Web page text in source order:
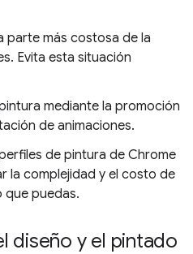
parte más costosa de la
Evita esta situación
mediante la promoción
de animaciones.
de pintura de Chrome
la complejidad y el costo de
que puedas.
diseño y el pintado